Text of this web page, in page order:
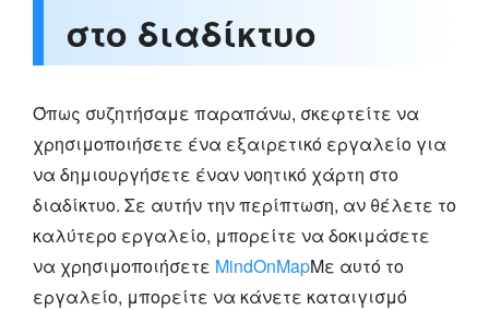
στο διαδίκτυο
Όπως συζητήσαμε παραπάνω, σκεφτείτε να
χρησιμοποιήσετε ένα εξαιρετικό εργαλείο για
να δημιουργήσετε έναν νοητικό χάρτη στο
διαδίκτυο. Σε αυτήν την περίπτωση, αν θέλετε το
καλύτερο εργαλείο, μπορείτε να δοκιμάσετε
να χρησιμοποιήσετε MindOnMapΜε αυτό το
εργαλείο, μπορείτε να κάνετε καταιγισμό